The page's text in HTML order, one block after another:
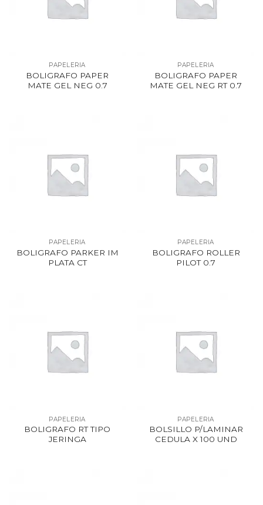
PAPELERIA
BOLIGRAFO PAPER
MATE GEL NEG 0.7
PAPELERIA
BOLIGRAFO PAPER
MATE GEL NEG RT 0.7
PAPELERIA
BOLIGRAFO PARKER IM
PLATA CT
PAPELERIA
BOLIGRAFO ROLLER
PILOT 0.7
PAPELERIA
BOLIGRAFO RT TIPO
JERINGA
PAPELERIA
BOLSILLO P/LAMINAR
CEDULA X 100 UND